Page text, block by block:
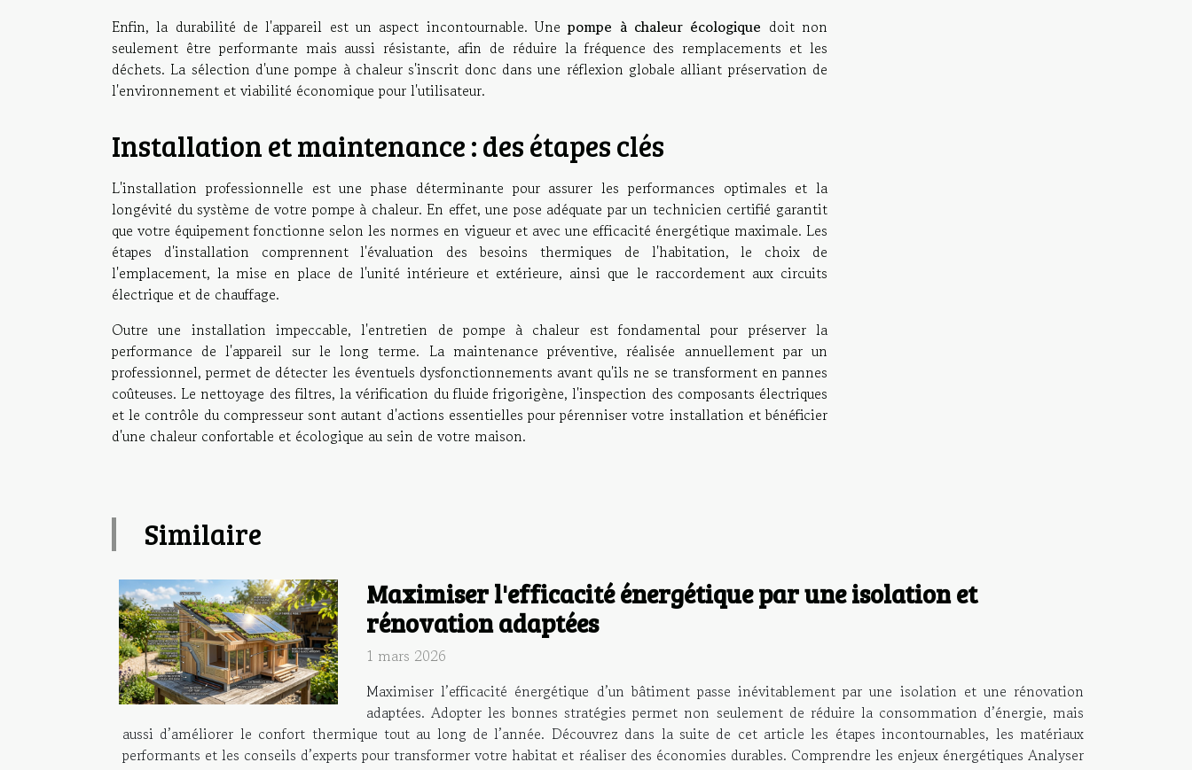
Enfin, la durabilité de l'appareil est un aspect incontournable. Unepompe à chaleur écologique doit non
seulement être performante mais aussi résistante, afin de réduire la fréquence des remplacements et les
déchets. La sélection d'une pompe à chaleur s'inscrit donc dans une réflexion globale alliant préservation de
l'environnement et viabilité économique pour l'utilisateur.
Installation et maintenance : des étapes clés
L'installation professionnelle est une phase déterminante pour assurer les performances optimales et la
longévité du système de votre pompe à chaleur. En effet, une pose adéquate par un technicien certifié garantit
que votre équipement fonctionne selon les normes en vigueur et avec une efficacité énergétique maximale. Les
étapes d'installation comprennent l'évaluation des besoins thermiques de l'habitation, le choix de
l'emplacement, la mise en place de l'unité intérieure et extérieure, ainsi que le raccordement aux circuits
électrique et de chauffage.
Outre une installation impeccable, l'entretien de pompe à chaleur est fondamental pour préserver la
performance de l'appareil sur le long terme. La maintenance préventive, réalisée annuellement par un
professionnel, permet de détecter les éventuels dysfonctionnements avant qu'ils ne se transforment en pannes
coûteuses. Le nettoyage des filtres, la vérification du fluide frigorigène, l'inspection des composants électriques
et le contrôle du compresseur sont autant d'actions essentielles pour pérenniser votre installation et bénéficier
d'une chaleur confortable et écologique au sein de votre maison.
Similaire
Maximiser l'efficacité énergétique par une isolation et
rénovation adaptées
1 mars 2026
Maximiser l’efficacité énergétique d’un bâtiment passe inévitablement par une isolation et une rénovation
adaptées. Adopter les bonnes stratégies permet non seulement de réduire la consommation d’énergie, mais
aussi d’améliorer le confort thermique tout au long de l’année. Découvrez dans la suite de cet article les étapes incontournables, les matériaux
performants et les conseils d’experts pour transformer votre habitat et réaliser des économies durables. Comprendre les enjeux énergétiques Analyser